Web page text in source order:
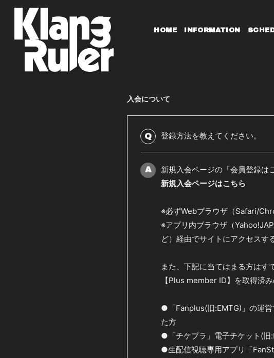
HOME INFORMATION
入会について
Q 登録方法を教えてください。
A
新規入会ページの「会員登録は
新規入会ページはこちら
※必ずWebブラウザ（Safari/
※アプリ内ブラウザ（
ど）経由でサイトにアクセスす
また、下記に当てはまる方はす
【Plus member ID】を取得済
●「Fanplus(旧:EMTG)」の運
た方
●「チケプラ」電子チケット(旧
●生配信視聴専用アプリ「